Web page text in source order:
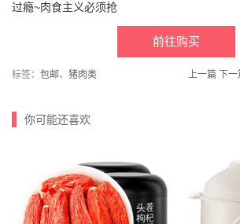
过瘾~肉食主义必须抢
前往购买
标签： 包邮、 猪肉类 上一篇 下
你可能还喜欢